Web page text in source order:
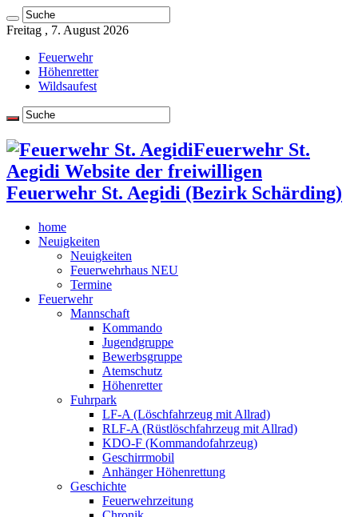
Freitag , 7. August 2026
Feuerwehr
Höhenretter
Wildsaufest
Feuerwehr St.
Aegidi Website der freiwilligen
Feuerwehr St. Aegidi (Bezirk Schärding)
home
Neuigkeiten
Neuigkeiten
Feuerwehrhaus NEU
Termine
Feuerwehr
Mannschaft
Kommando
Jugendgruppe
Bewerbsgruppe
Atemschutz
Höhenretter
Fuhrpark
LF-A (Löschfahrzeug mit Allrad)
RLF-A (Rüstlöschfahrzeug mit Allrad)
KDO-F (Kommandofahrzeug)
Geschirrmobil
Anhänger Höhenrettung
Geschichte
Feuerwehrzeitung